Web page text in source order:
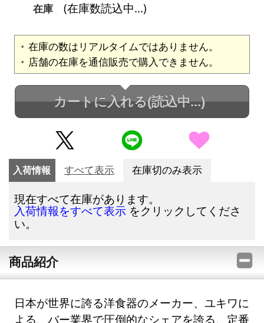
在庫
(在庫数読込中...)
在庫の数はリアルタイムではありません。
店舗の在庫を通信販売で購入できません。
カートに入れる(読込中...)
入荷情報 すべて表示 在庫切のみ表示
現在すべて在庫があります。
入荷情報をすべて表示 をクリックしてくださ
い。
商品紹介
日本が世界に誇る洋食器のメーカー、ユキワに
よる、バー業界で圧倒的なシェアを誇る、定番